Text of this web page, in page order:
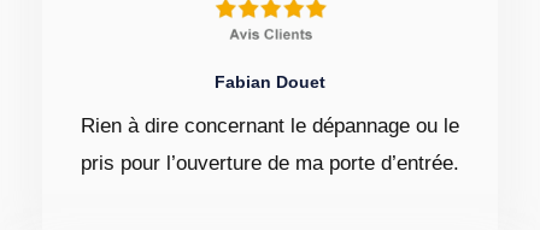
Fabian Douet
Rien à dire concernant le dépannage ou le
pris pour l’ouverture de ma porte d’entrée.